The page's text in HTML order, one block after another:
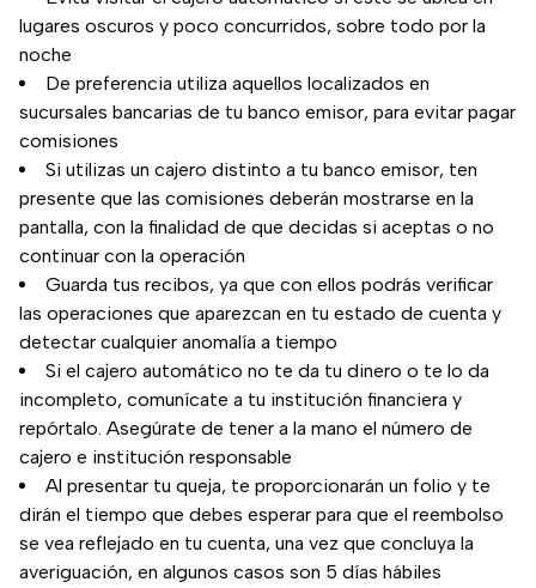
lugares oscuros y poco concurridos, sobre todo por la
noche
De preferencia utiliza aquellos localizados en
sucursales bancarias de tu banco emisor, para evitar pagar
comisiones
Si utilizas un cajero distinto a tu banco emisor, ten
presente que las comisiones deberán mostrarse en la
pantalla, con la finalidad de que decidas si aceptas o no
continuar con la operación
Guarda tus recibos, ya que con ellos podrás verificar
las operaciones que aparezcan en tu estado de cuenta y
detectar cualquier anomalía a tiempo
Si el cajero automático no te da tu dinero o te lo da
incompleto, comunícate a tu institución financiera y
repórtalo. Asegúrate de tener a la mano el número de
cajero e institución responsable
Al presentar tu queja, te proporcionarán un folio y te
dirán el tiempo que debes esperar para que el reembolso
se vea reflejado en tu cuenta, una vez que concluya la
averiguación, en algunos casos son 5 días hábiles